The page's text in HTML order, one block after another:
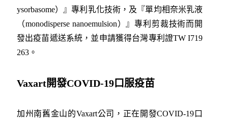
ysorbasome）』專利乳化技術，及『單均相奈米乳液
（monodisperse nanoemulsion）』專利剪裁技術而開
發出疫苗遞送系統，並申請獲得台灣專利證TW I719
263。
Vaxart開發COVID-19口服疫苗
加州南舊金山的Vaxart公司，正在開發COVID-19口